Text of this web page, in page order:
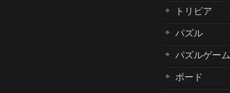
トリビア
パズル
パズルゲーム
ボード